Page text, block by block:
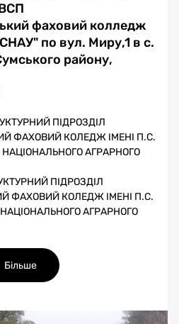
фаховий колледж
по вул. Миру,1 в с.
району,
ПІДРОЗДІЛ
ФАХОВИЙ КОЛЕДЖ ІМЕНІ П.С.
АГРАРНОГО
ПІДРОЗДІЛ
ФАХОВИЙ КОЛЕДЖ ІМЕНІ П.С.
АГРАРНОГО
Більше